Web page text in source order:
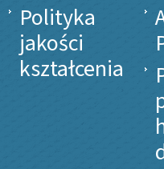
Polityka
jakości
kształcenia